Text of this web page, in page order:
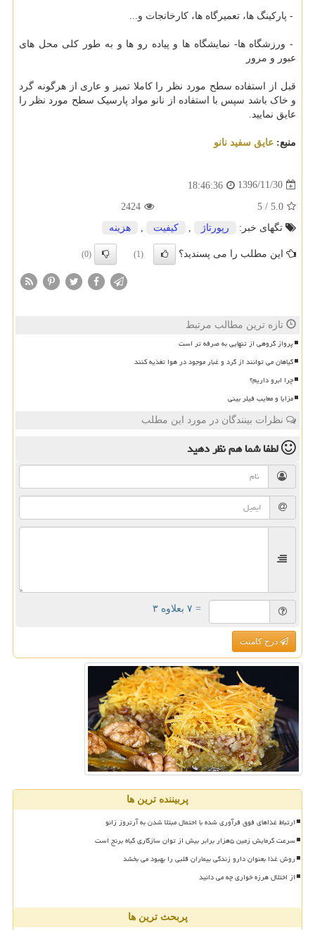
- پارکینگ ها، تعمیرگاه ها، کارخانجات و...
- ورزشگاه ها- نمایشگاه ها و پیاده رو ها و به طور کلی محل های
عبور و مرور
قبل از استفاده سطح مورد نظر را کاملا تمیز و عاری از هرگونه گرد
و خاک باشد سپس با استفاده از نانو مواد پارسیک سطح مورد نظر را
عایق نمایید.
منبع: عایق سفید نانو
1396/11/30
18:46:36
5.0
/
5
2424
تگهای خبر:
رپورتاژ كیفیت هزینه
این مطلب را می پسندید؟ (1)
(0)
تازه ترین مطالب مرتبط
پرواز گروهی از تنهایی به صرفه تر است
گیاهان می توانند از گرد و غبار موجود در هوا تغذیه کنند
چرا ابرو داریم؟
مزایا و معایب فیلر بینی
نظرات بینندگان در مورد این مطلب
لطفا شما همنظر دهید
= ۷ بعلاوه ۳
درج کامنت
پربیننده ترین ها
ارتباط غذاهای فوق فرآوری شده با احتمال مبتلا شدن به آرتروز زانو
سرعت گرمایش زمین ۵هزار برابر بیش از توان سازگاری گیاه برنج است
روش غذا بعنوان دارو زندگی بیماران قلبی را بهبود می بخشد
از اختلال هرزه خواری چه می دانید
پربحث ترین ها